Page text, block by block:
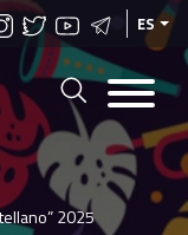
ES
2025